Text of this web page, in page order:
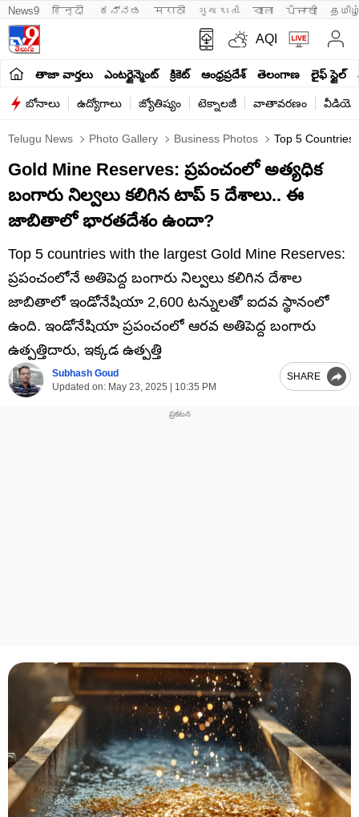
News9 हिन्दी ಕನ್ನಡ मराठी ગુજરાતી বাংলা ਪੰਜਾਬੀ
AQI
తాజా వార్తలు ఎంటర్టైన్మెంట్ క్రికెట్ ఆంధ్రప్రదేశ్ తెలంగాణ లైఫ్ స్టైల్
బోనాలు ఉద్యోగాలు జ్యోతిష్యం టెక్నాలజీ వాతావరణం
Telugu News Photo Gallery Business Photos Top 5 Countries
Gold Mine Reserves: ప్రపంచంలో అత్యధిక
బంగారు నిల్వలు కలిగిన టాప్ 5 దేశాలు.. ఈ
జాబితాలో భారతదేశం ఉందా?
Top 5 countries with the largest Gold Mine Reserves:
ప్రపంచంలోనే అతిపెద్ద బంగారు నిల్వలు కలిగిన దేశాల
జాబితాలో ఇండోనేషియా 2,600 టన్నులతో ఐదవ స్థానంలో
ఉంది. ఇండోనేషియా ప్రపంచంలో ఆరవ అతిపెద్ద బంగారు
ఉత్పత్తిదారు, ఇక్కడ ఉత్పత్తి
Subhash Goud
Updated on: May 23, 2025 | 10:35 PM
SHARE